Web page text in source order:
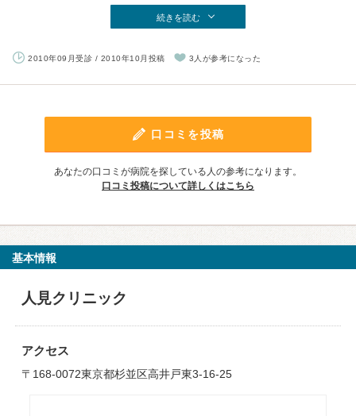
続きを読む
2010年09月受診 / 2010年10月投稿 3人が参考になった
口コミを投稿
あなたの口コミが病院を探している人の参考になります。
口コミ投稿について詳しくはこちら
基本情報
人見クリニック
アクセス
〒168-0072東京都杉並区高井戸東3-16-25